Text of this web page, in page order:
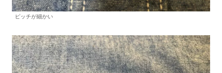
ピッチが細かい